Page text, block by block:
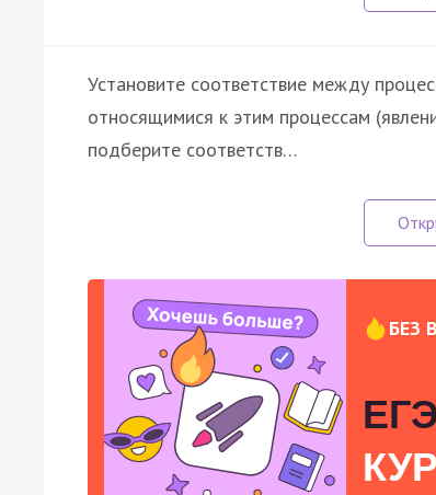
Установите соответствие между
относящимися к этим процессам
подберите соответств…
БЕЗ